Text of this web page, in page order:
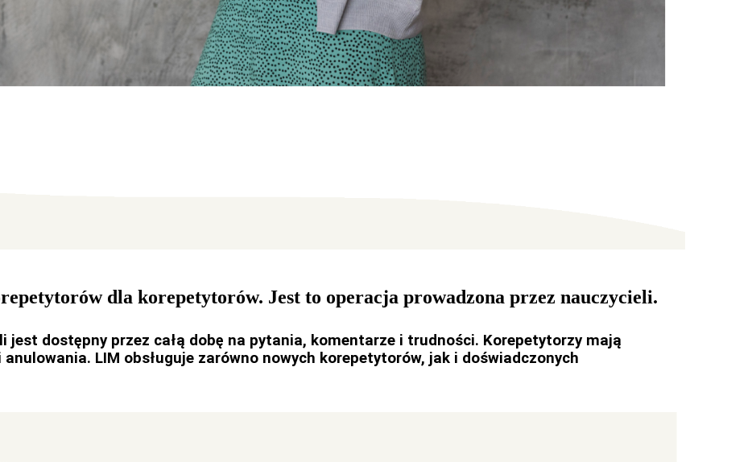
dla korepetytorów. Jest to operacja prowadzona przez nauczycieli.
jest dostępny przez całą dobę na pytania, komentarze i trudności. Korepetytorzy mają
LIM obsługuje zarówno nowych korepetytorów, jak i doświadczonych